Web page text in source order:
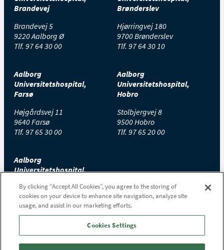
Brandevej
Brandevej 5
9220 Aalborg Ø
Tlf. 97 64 30 00
Brønderslev
Hjørringvej 180
9700 Brønderslev
Tlf. 97 64 30 10
Aalborg
Universitetshospital,
Farsø
Højgårdsvej 11
9640 Farsø
Tlf. 97 65 30 00
Aalborg
Universitetshospital,
Hobro
Stolbjergvej 8
9500 Hobro
Tlf. 97 65 20 00
Aalborg
Universitetshospital,
Højtoftevej 2
7700 Thisted
Tlf.97 65 00 00
By clicking “Accept All Cookies”, you agree to the storing of
cookies on your device to enhance site navigation, analyze site
usage, and assist in our marketing efforts.
Cookies Settings